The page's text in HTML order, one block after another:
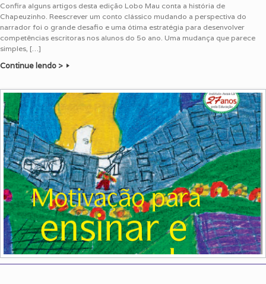
Confira alguns artigos desta edição Lobo Mau conta a história de
Chapeuzinho. Reescrever um conto clássico mudando a perspectiva do
narrador foi o grande desafio e uma ótima estratégia para desenvolver
competências escritoras nos alunos do 5o ano. Uma mudança que parece
simples, […]
Continue lendo >